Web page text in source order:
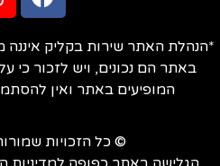
*הנהלת האתר שירות בקליק איננה
באתר הם נכונים, ויש לזכור כי
המופיעים באתר ואין
© כל הזכויות שמורות